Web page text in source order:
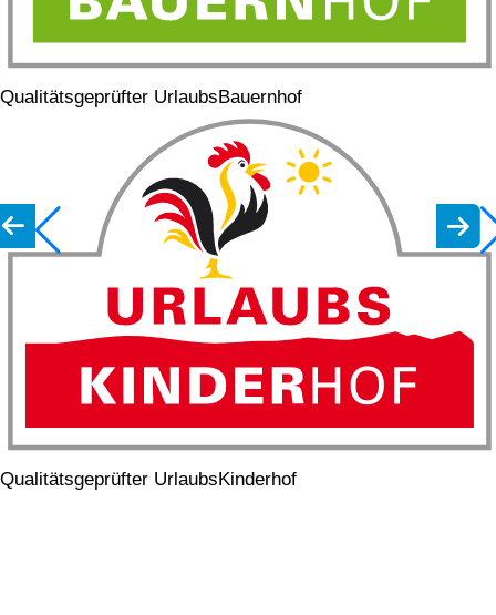
Qualitätsgeprüfter UrlaubsBauernhof
Qualitätsgeprüfter UrlaubsKinderhof